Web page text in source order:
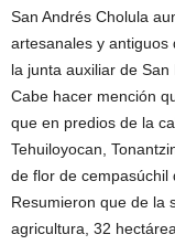
San Andrés Cholula
artesanales y antiguos
la junta auxiliar de San
Cabe hacer mención
que en predios de la
Tehuiloyocan,
de flor de cempasúchil
Resumieron que de la
agricultura, 32